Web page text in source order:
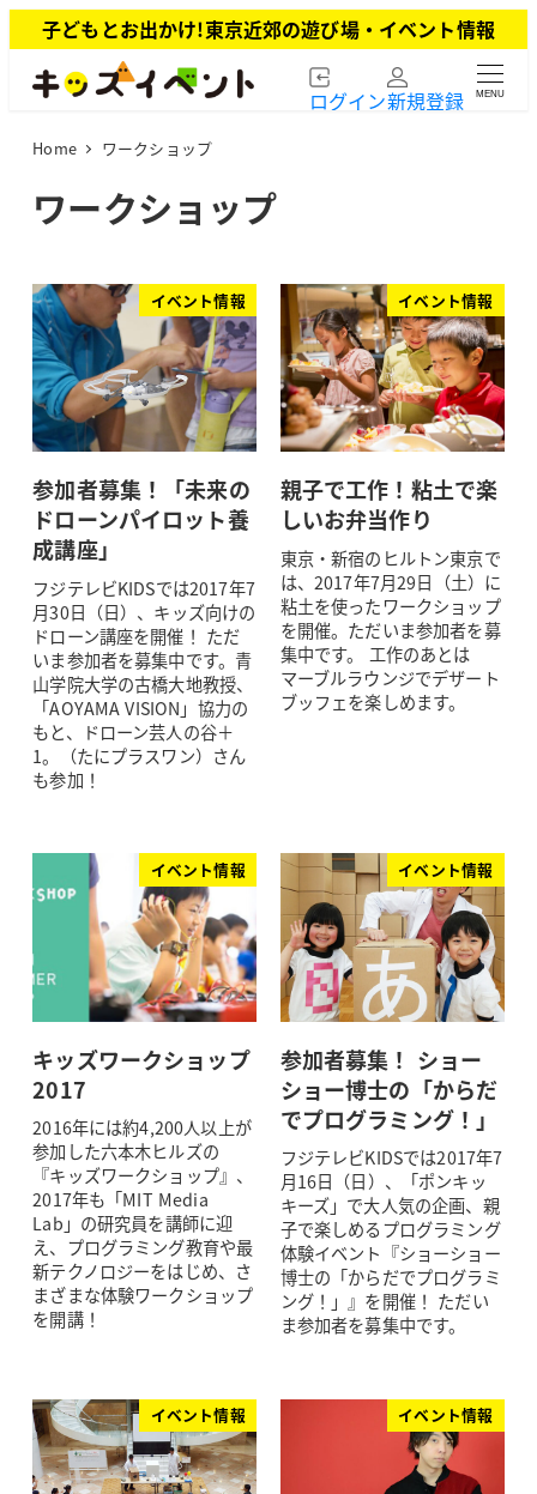
イ
子どもとお出かけ!東京近郊の遊び場・イベント情報
ログイン新規登録 MENU
Home ワークショップ
ワークショップ
イベント情報
参加者募集！「未来の
ドローンパイロット養
成講座」
フジテレビKIDSでは2017年7
月30日（日）、キッズ向けの
ドローン講座を開催！ ただ
いま参加者を募集中です。青
山学院大学の古橋大地教授、
「AOYAMA VISION」協力の
もと、ドローン芸人の谷＋
1。（たにプラスワン）さん
も参加！
イベント情報
親子で工作！粘土で楽
しいお弁当作り
東京・新宿のヒルトン東京で
は、2017年7月29日（土）に
粘土を使ったワークショップ
を開催。ただいま参加者を募
集中です。 工作のあとは
マーブルラウンジでデザート
ブッフェを楽しめます。
イベント情報
キッズワークショップ
2017
2016年には約4,200人以上が
参加した六本木ヒルズの
『キッズワークショップ』、
2017年も「MIT Media
Lab」の研究員を講師に迎
え、プログラミング教育や最
新テクノロジーをはじめ、さ
まざまな体験ワークショップ
を開講！
イベント情報
参加者募集！ ショー
ショー博士の「からだ
でプログラミング！」
フジテレビKIDSでは2017年7
月16日（日）、「ポンキッ
キーズ」で大人気の企画、親
子で楽しめるプログラミング
体験イベント『ショーショー
博士の「からだでプログラミ
ング！」』を開催！ ただい
ま参加者を募集中です。
イベント情報 イベント情報